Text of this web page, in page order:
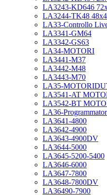
LA3243-KD646
LA3244-TK48
LA33-Controllo
LA3341-GM64
LA3342-GS63
LA34-MOTORI
LA3441-M37
LA3442-M48
LA3443-M70
LA35-
LA3541-AT
LA3542-BT
LA36-
LA3641-4800
LA3642-4900
LA3643-4900DV
LA3644-5000
LA3645-5200-5400
LA3646-6000
LA3647-7800
LA3648-7800DV
LA36490-7900